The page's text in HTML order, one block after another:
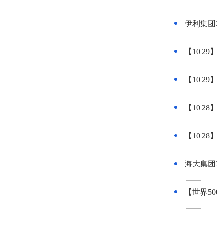
伊利集团
【10.29
【10.29
【
【10.28
海大集团
【世界